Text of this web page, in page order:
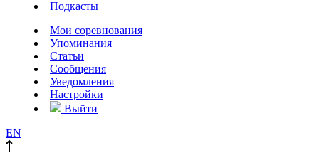
Подкасты
Мои соревнования
Упоминания
Статьи
Сообщения
Уведомления
Настройки
Выйти
EN